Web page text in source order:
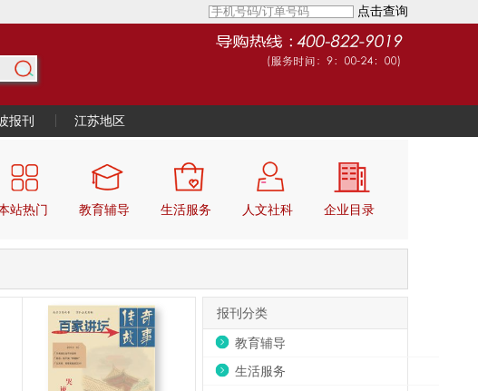
点击查询
报刊 江苏地区
站热门 教育辅导 生活服务 人文社科 企业目录
报刊分类
教育辅导
生活服务